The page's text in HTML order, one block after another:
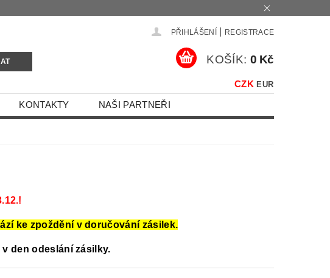
PŘIHLÁŠENÍ REGISTRACE
CZK EUR
KOŠÍK: 0 Kč
KONTAKTY NAŠI PARTNEŘI
ke zpoždění v doručování zásilek.
den odeslání zásilky.